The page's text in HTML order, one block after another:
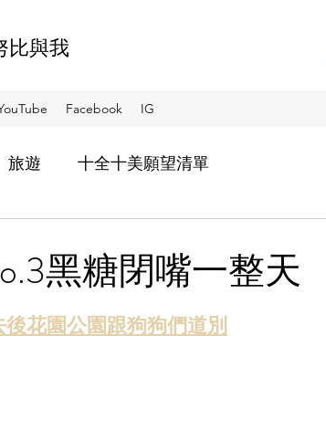
比與我
Facebook IG
旅遊 十全十美願望清單
黑糖閉嘴一整天
花園公園跟狗狗們道別